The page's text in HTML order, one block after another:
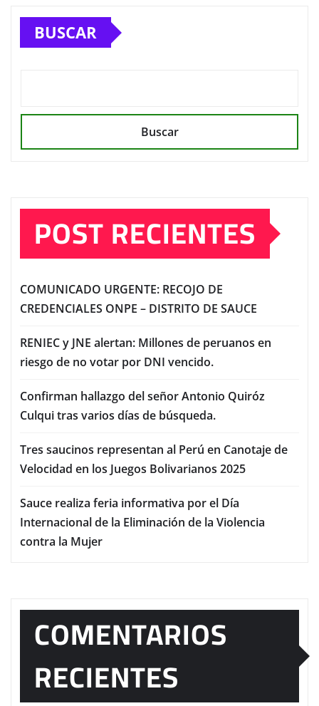
BUSCAR
Buscar
POST RECIENTES
COMUNICADO URGENTE: RECOJO DE
CREDENCIALES ONPE – DISTRITO DE SAUCE
RENIEC y JNE alertan: Millones de peruanos en
riesgo de no votar por DNI vencido.
Confirman hallazgo del señor Antonio Quiróz
Culqui tras varios días de búsqueda.
Tres saucinos representan al Perú en Canotaje de
Velocidad en los Juegos Bolivarianos 2025
Sauce realiza feria informativa por el Día
Internacional de la Eliminación de la Violencia
contra la Mujer
COMENTARIOS
RECIENTES